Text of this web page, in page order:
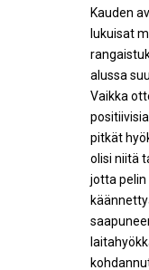
Kauden
lukuisat
alussa
Vaikka
pitkät
olisi niitä
jotta